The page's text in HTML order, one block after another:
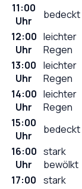
11:00
Uhr
bedeckt
12:00
Uhr
leichter
Regen
13:00
Uhr
leichter
Regen
14:00
Uhr
leichter
Regen
15:00
Uhr
bedeckt
16:00
Uhr
stark
bewölkt
17:00 stark